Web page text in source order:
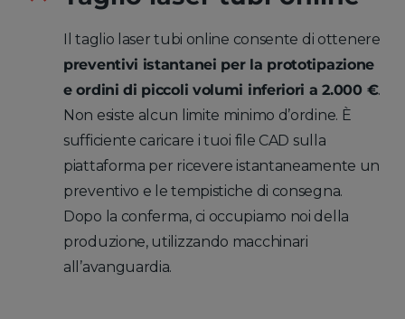
Il taglio laser tubi online consente di ottenere
preventivi istantanei per la prototipazione
e ordini di piccoli volumi inferiori a 2.000 €.
Non esiste alcun limite minimo d’ordine. È
sufficiente caricare i tuoi file CAD sulla
piattaforma per ricevere istantaneamente un
preventivo e le tempistiche di consegna.
Dopo la conferma, ci occupiamo noi della
produzione, utilizzando macchinari
all’avanguardia.